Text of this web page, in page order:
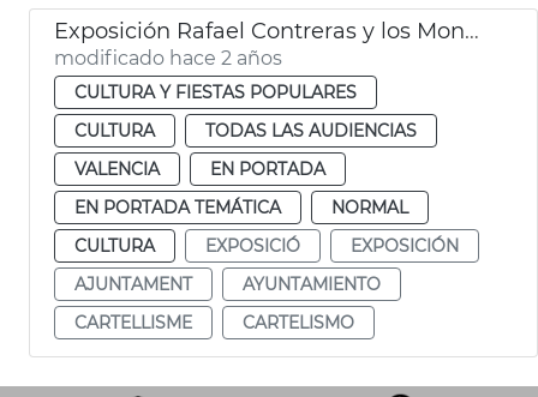
Exposición Rafael Contreras y los Mongrell
modificado hace 2 años
CULTURA Y FIESTAS POPULARES
CULTURA
TODAS LAS AUDIENCIAS
VALENCIA
EN PORTADA
EN PORTADA TEMÁTICA
NORMAL
CULTURA
EXPOSICIÓ
EXPOSICIÓN
AJUNTAMENT
AYUNTAMIENTO
CARTELLISME
CARTELISMO